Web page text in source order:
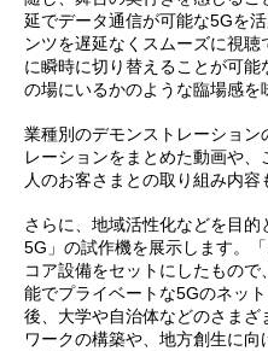
延でデータ通信が可能な5Gを
ンツを遅延なくスムーズに視
に瞬時に切り替えることが可
の場にいるかのような臨場感を
業種別のデモンストレーション
レーションをまとめた動画や
人のお客さまとの取り組み内容
さらに、地域活性化などを目
5G」の試作機を展示します。
コア設備をセットにしたもの
能でプライベートな5Gのネッ
後、大学や自治体などのさまざ
ワークの構築や、地方創生に向